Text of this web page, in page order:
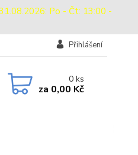
Po - Čt: 13:00 -
Přihlášení
0ks
za 0,00 Kč